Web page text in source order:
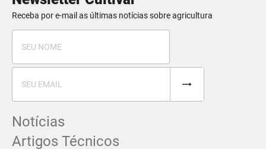
Receba por e-mail as últimas notícias sobre agricultura
Notícias
Artigos Técnicos